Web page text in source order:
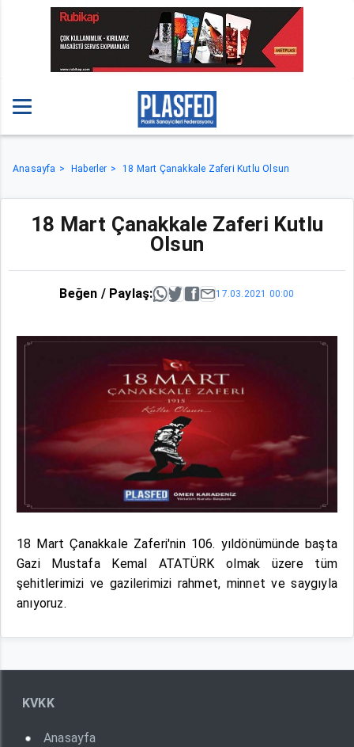
Anasayfa Haberler 18 Mart Çanakkale Zaferi Kutlu Olsun
18 Mart Çanakkale Zaferi Kutlu
Olsun
Beğen / Paylaş: 17.03.2021 00:00
18 Mart Çanakkale Zaferi'nin 106. yıldönümünde başta
Gazi Mustafa Kemal ATATÜRK olmak üzere tüm
şehitlerimizi ve gazilerimizi rahmet, minnet ve saygıyla
anıyoruz.
KVKK
Anasayfa